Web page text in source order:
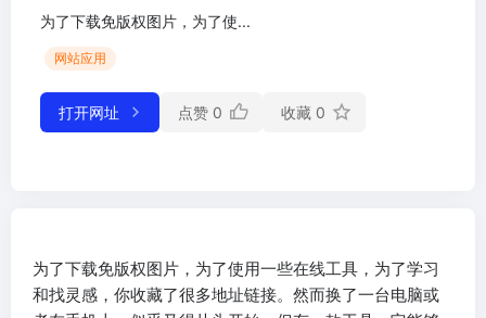
为了下载免版权图片，为了使...
网站应用
打开网址 点赞 0 收藏 0
为了下载免版权图片，为了使用一些在线工具，为了学习
和找灵感，你收藏了很多地址链接。然而换了一台电脑或